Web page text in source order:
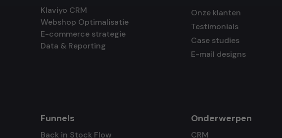
Klaviyo CRM
Webshop Optimalisatie
E-commerce strategie
Data & Reporting
Onze klanten
Testimonials
Case studies
E-mail designs
Funnels
Back in Stock Flow
Onderwerpen
CRM